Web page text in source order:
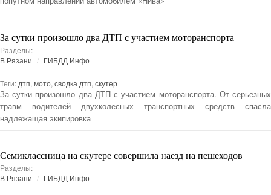
За сутки произошло два ДТП с участием моторанспорта
Разделы:
В Рязани
ГИБДД Инфо
Теги: дтп, мото, сводка дтп, скутер
За сутки произошло два ДТП с участием моторанспорта. От серьезных
травм водителей двухколесных транспортных средств спасла
надлежащая экипировка
Семиклассница на скутере совершила наезд на пешеходов
Разделы:
В Рязани
ГИБДД Инфо